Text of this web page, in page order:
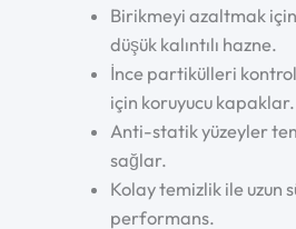
Birikmeyi azaltmak için
düşük kalıntılı hazne.
İnce partikülleri
için koruyucu kapaklar.
Anti-statik yüzeyler
sağlar.
Kolay temizlik ile uzun
performans.